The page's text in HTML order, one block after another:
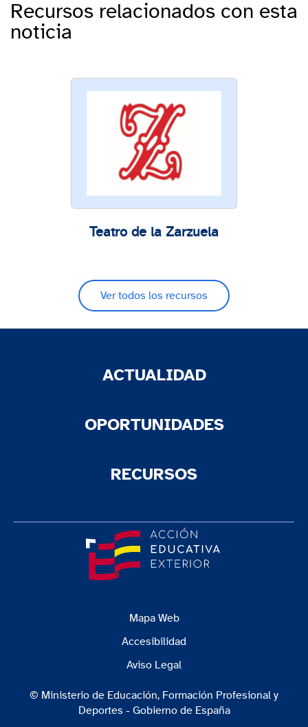
Recursos relacionados con esta
noticia
Teatro de la Zarzuela
Ver todos los recursos
ACTUALIDAD
OPORTUNIDADES
RECURSOS
© Ministerio de Educación, Formación Profesional y
Deportes - Gobierno de España
Mapa Web
Accesibilidad
Aviso Legal